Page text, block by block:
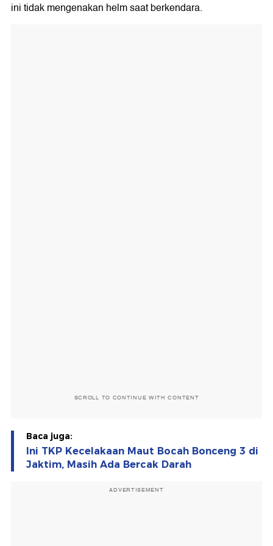
ini tidak mengenakan helm saat berkendara.
SCROLL TO CONTINUE WITH CONTENT
Baca juga:
Ini TKP Kecelakaan Maut Bocah Bonceng 3 di
Jaktim, Masih Ada Bercak Darah
ADVERTISEMENT